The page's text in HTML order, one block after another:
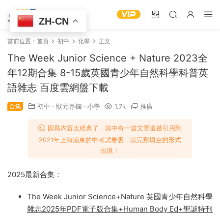
當前位置： 首頁 初中 化學 正文
The Week Junior Science + Nature 2023全
年12期合集 8-15歲英國青少年自然科學科普英
語雜志 百度雲網盤下載
合集 初中 · 狀元專欄 · 小學 1.7k 推廣
因爲内容太經典了，其中有一篇文章還被引用到
2021年上海浦東的中考試卷裏，以完形填空的形式
出現！
2025最新合集：
The Week Junior Science+Nature 英國青少年自然科學
雜志2025年PDF電子版合集+Human Body Ed+聖誕特刊
ZH-CN